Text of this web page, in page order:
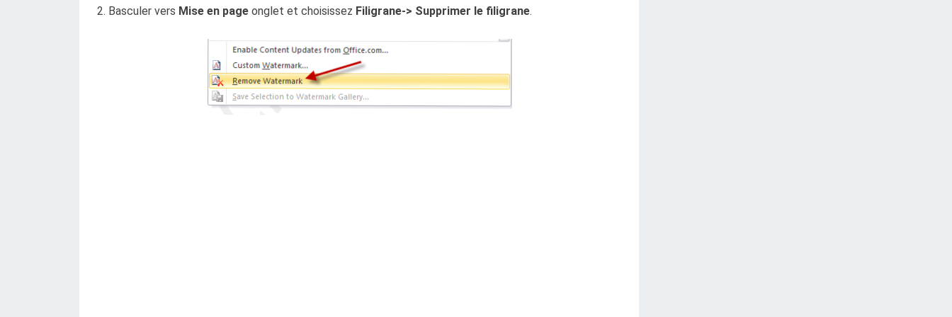
2. Basculer vers Mise en page onglet et choisissez Filigrane-> Supprimer le filigrane.